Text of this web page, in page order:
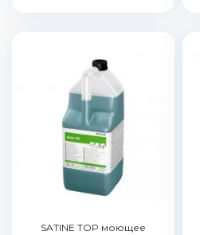
SATINE TOP моющее